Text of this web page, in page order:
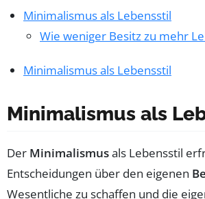
Minimalismus als Lebensstil
Wie weniger Besitz zu mehr
Minimalismus als Lebensstil
Minimalismus als
Der Minimalismusals Lebensstil
Entscheidungen über den eigenen
Wesentliche zu schaffen und die